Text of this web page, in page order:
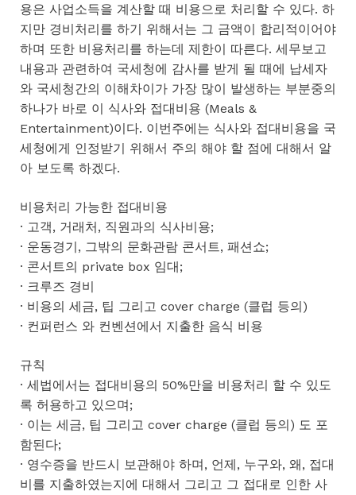
용은 사업소득을 계산할 때 비용으로 처리할 수 있다. 하
지만 경비처리를 하기 위해서는 그 금액이 합리적이어야
하며 또한 비용처리를 하는데 제한이 따른다. 세무보고
내용과 관련하여 국세청에 감사를 받게 될 때에 납세자
와 국세청간의 이해차이가 가장 많이 발생하는 부분중의
하나가 바로 이 식사와 접대비용 (Meals &
Entertainment)이다. 이번주에는 식사와 접대비용을 국
세청에게 인정받기 위해서 주의 해야 할 점에 대해서 알
아 보도록 하겠다.
비용처리 가능한 접대비용
· 고객, 거래처, 직원과의 식사비용;
· 운동경기, 그밖의 문화관람 콘서트, 패션쇼;
· 콘서트의 private box 임대;
· 크루즈 경비
· 비용의 세금, 팁 그리고 cover charge (클럽 등의)
· 컨퍼런스 와 컨벤션에서 지출한 음식 비용
규칙
· 세법에서는 접대비용의 50%만을 비용처리 할 수 있도
록 허용하고 있으며;
· 이는 세금, 팁 그리고 cover charge (클럽 등의) 도 포
함된다;
· 영수증을 반드시 보관해야 하며, 언제, 누구와, 왜, 접대
비를 지출하였는지에 대해서 그리고 그 접대로 인한 사